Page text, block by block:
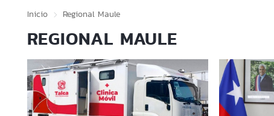
Inicio Regional Maule
REGIONAL MAULE